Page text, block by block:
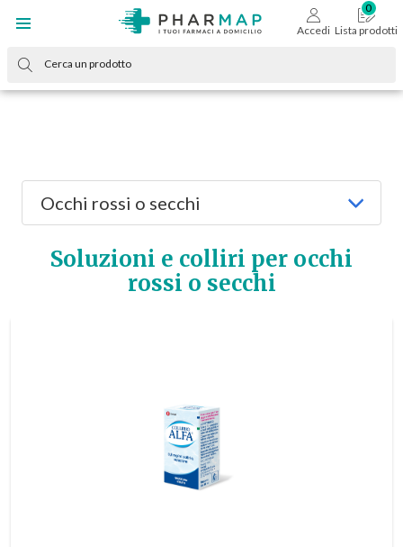
Accedi Lista prodotti
Occhi rossi o secchi
Soluzioni e colliri per occhi
rossi o secchi